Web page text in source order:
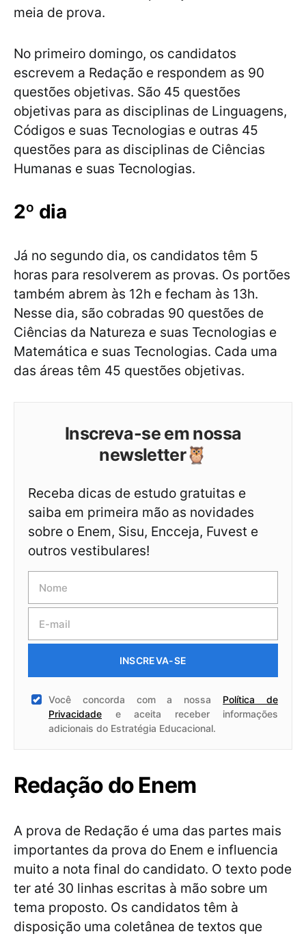
meia de prova.
No primeiro domingo, os candidatos
escrevem a Redação e respondem as 90
questões objetivas. São 45 questões
objetivas para as disciplinas de Linguagens,
Códigos e suas Tecnologias e outras 45
questões para as disciplinas de Ciências
Humanas e suas Tecnologias.
2º dia
Já no segundo dia, os candidatos têm 5
horas para resolverem as provas. Os portões
também abrem às 12h e fecham às 13h.
Nesse dia, são cobradas 90 questões de
Ciências da Natureza e suas Tecnologias e
Matemática e suas Tecnologias. Cada uma
das áreas têm 45 questões objetivas.
Inscreva-se em nossa
newsletter🦉
Receba dicas de estudo gratuitas e
saiba em primeira mão as novidades
sobre o Enem, Sisu, Encceja, Fuvest e
outros vestibulares!
INSCREVA-SE
Você concorda com a nossa Política de
Privacidade e aceita receber informações
adicionais do Estratégia Educacional.
Redação do Enem
A prova de Redação é uma das partes mais
importantes da prova do Enem e influencia
muito a nota final do candidato. O texto pode
ter até 30 linhas escritas à mão sobre um
tema proposto. Os candidatos têm à
disposição uma coletânea de textos que